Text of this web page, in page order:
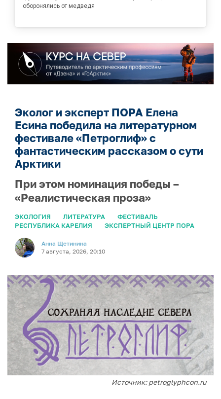
оборонялись от медведя
Эколог и эксперт ПОРА Елена
Есина победила на литературном
фестивале «Петроглиф» с
фантастическим рассказом о сути
Арктики
При этом номинация победы –
«Реалистическая проза»
ЭКОЛОГИЯ ЛИТЕРАТУРА
ФЕСТИВАЛЬ
РЕСПУБЛИКА КАРЕЛИЯ
ЭКСПЕРТНЫЙ ЦЕНТР ПОРА
Анна Щетинина
7 августа, 2026, 20:10
Источник: petroglyphcon.ru